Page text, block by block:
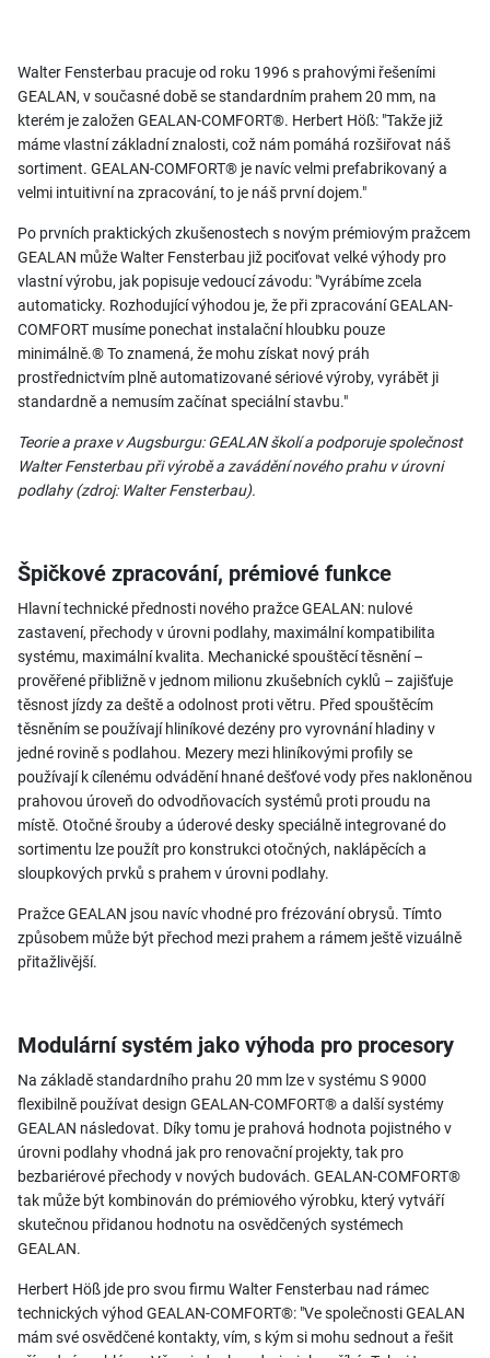
Walter Fensterbau pracuje od roku 1996 s prahovými řešeními
GEALAN, v současné době se standardním prahem 20 mm, na
kterém je založen GEALAN-COMFORT®. Herbert Höß: "Takže již
máme vlastní základní znalosti, což nám pomáhá rozšiřovat náš
sortiment. GEALAN-COMFORT® je navíc velmi prefabrikovaný a
velmi intuitivní na zpracování, to je náš první dojem."
Po prvních praktických zkušenostech s novým prémiovým pražcem
GEALAN může Walter Fensterbau již pociťovat velké výhody pro
vlastní výrobu, jak popisuje vedoucí závodu: "Vyrábíme zcela
automaticky. Rozhodující výhodou je, že při zpracování GEALAN-
COMFORT musíme ponechat instalační hloubku pouze
minimálně.® To znamená, že mohu získat nový práh
prostřednictvím plně automatizované sériové výroby, vyrábět ji
standardně a nemusím začínat speciální stavbu."
Teorie a praxe v Augsburgu: GEALAN školí a podporuje společnost
Walter Fensterbau při výrobě a zavádění nového prahu v úrovni
podlahy (zdroj: Walter Fensterbau).
Špičkové zpracování, prémiové funkce
Hlavní technické přednosti nového pražce GEALAN: nulové
zastavení, přechody v úrovni podlahy, maximální kompatibilita
systému, maximální kvalita. Mechanické spouštěcí těsnění –
prověřené přibližně v jednom milionu zkušebních cyklů – zajišťuje
těsnost jízdy za deště a odolnost proti větru. Před spouštěcím
těsněním se používají hliníkové dezény pro vyrovnání hladiny v
jedné rovině s podlahou. Mezery mezi hliníkovými profily se
používají k cílenému odvádění hnané dešťové vody přes nakloněnou
prahovou úroveň do odvodňovacích systémů proti proudu na
místě. Otočné šrouby a úderové desky speciálně integrované do
sortimentu lze použít pro konstrukci otočných, naklápěcích a
sloupkových prvků s prahem v úrovni podlahy.
Pražce GEALAN jsou navíc vhodné pro frézování obrysů. Tímto
způsobem může být přechod mezi prahem a rámem ještě vizuálně
přitažlivější.
Modulární systém jako výhoda pro procesory
Na základě standardního prahu 20 mm lze v systému S 9000
flexibilně používat design GEALAN-COMFORT® a další systémy
GEALAN následovat. Díky tomu je prahová hodnota pojistného v
úrovni podlahy vhodná jak pro renovační projekty, tak pro
bezbariérové přechody v nových budovách. GEALAN-COMFORT®
tak může být kombinován do prémiového výrobku, který vytváří
skutečnou přidanou hodnotu na osvědčených systémech
GEALAN.
Herbert Höß jde pro svou firmu Walter Fensterbau nad rámec
technických výhod GEALAN-COMFORT®: "Ve společnosti GEALAN
mám své osvědčené kontakty, vím, s kým si mohu sednout a řešit